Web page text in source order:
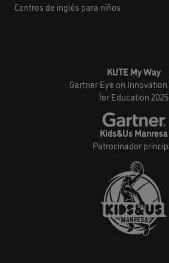
Centros de inglés para niños
KUTE My Way
Gartner Eye on
for Education 2025
Kids&Us Manresa
Patrocinador